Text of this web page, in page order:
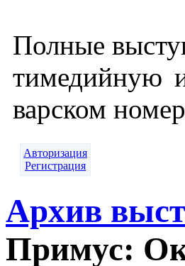
Пол­ные
ти­медий­ную
варс­ком
Авторизация
Регистрация
Архив
Примус: